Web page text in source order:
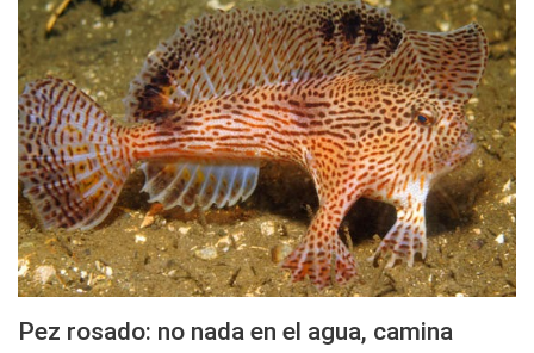
Pez rosado: no nada en el agua, camina